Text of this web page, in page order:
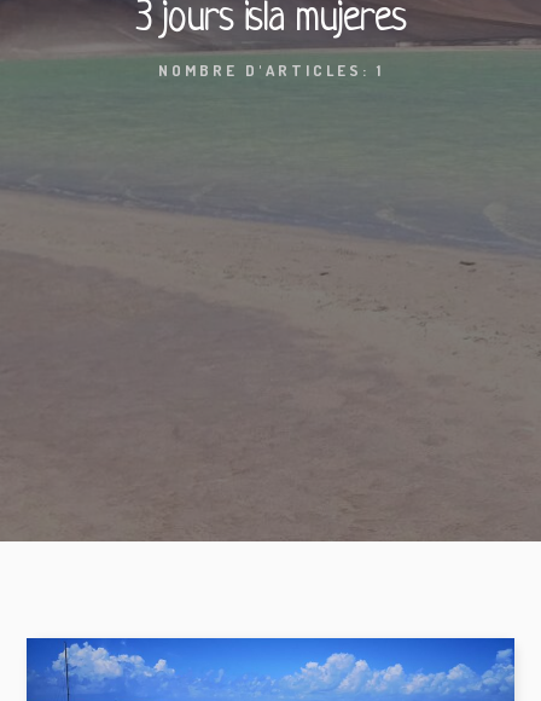
3 jours isla mujeres
NOMBRE D'ARTICLES: 1